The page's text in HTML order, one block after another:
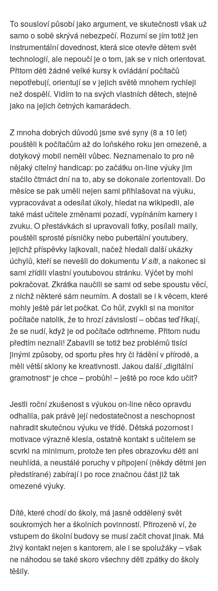
To sousloví působí jako argument, ve skutečnosti však už
samo o sobě skrývá nebezpečí. Rozumí se jím totiž jen
instrumentální dovednost, která sice otevře dětem svět
technologií, ale nepoučí je o tom, jak se v nich orientovat.
Přitom děti žádné velké kursy k ovládání počítačů
nepotřebují, orientují se v jejich světě mnohem rychleji
než dospělí. Vidím to na svých vlastních dětech, stejně
jako na jejich četných kamarádech.
Z mnoha dobrých důvodů jsme své syny (8 a 10 let)
pouštěli k počítačům až do loňského roku jen omezeně, a
dotykový mobil neměli vůbec. Neznamenalo to pro ně
nějaký citelný handicap: po začátku on-line výuky jim
stačilo čtrnáct dní na to, aby se dokonale zorientovali. Do
měsíce se pak uměli nejen sami přihlašovat na výuku,
vypracovávat a odesílat úkoly, hledat na wikipedii, ale
také mást učitele změnami pozadí, vypínáním kamery i
zvuku. O přestávkách si upravovali fotky, posílali maily,
pouštěli sprosté písničky nebo pubertální youtubery,
jejichž příspěvky lajkovali, načež hledali další ukázky
úchylů, kteří se nevešli do dokumentu V síti, a nakonec si
sami zřídili vlastní youtubovou stránku. Výčet by mohl
pokračovat. Zkrátka naučili se sami od sebe spoustu věcí,
z nichž některé sám neumím. A dostali se i k věcem, které
mohly ještě pár let počkat. Co hůř, zvykli si na monitor
počítače natolik, že to hrozí závislostí – občas teď říkají,
že se nudí, když je od počítače odtrhneme. Přitom nudu
předtím neznali! Zabavili se totiž bez problémů tisíci
jinými způsoby, od sportu přes hry či řádění v přírodě, a
měli větší sklony ke kreativnosti. Jakou další „digitální
gramotnost“ je chce – probůh! – ještě po roce kdo učit?
Jestli roční zkušenost s výukou on-line něco opravdu
odhalila, pak právě její nedostatečnost a neschopnost
nahradit skutečnou výuku ve třídě. Dětská pozornost i
motivace výrazně klesla, ostatně kontakt s učitelem se
scvrkl na minimum, protože ten přes obrazovku děti ani
neuhlídá, a neustálé poruchy v připojení (někdy dětmi jen
předstírané) zabírají i po roce značnou část již tak
omezené výuky.
Dítě, které chodí do školy, má jasně oddělený svět
soukromých her a školních povinností. Přirozeně ví, že
vstupem do školní budovy se musí začít chovat jinak. Má
živý kontakt nejen s kantorem, ale i se spolužáky – však
ne náhodou se také skoro všechny děti zpátky do školy
těšily.